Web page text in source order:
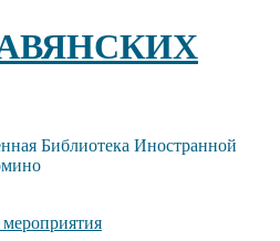
Библиотека Иностранной